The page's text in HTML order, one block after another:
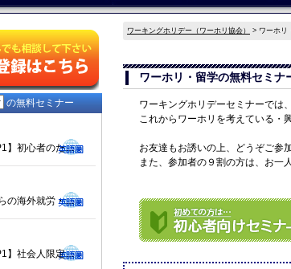
の無料セミナー
【STEP1】初心者のための成功するワーホリ・留学準備｜現地仕事＆ビザ情報も徹底解説！
35歳からの海外就労・セカンドキャリア実現セミナー
【STEP1】社会人限定！仕事を辞めてワーホリ！帰国後の挑戦に備えるセミナー(少人数制)
ワーキングホリデー（ワーホリ協会） > ワーホリ
ワーホリ・留学の無料セミナ
ワーキングホリデーセミナーでは
これからワーホリを考えている・
お友達もお誘いの上、どうぞご参
また、参加者の９割の方は、お一